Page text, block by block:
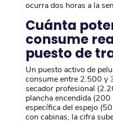
ocurra dos horas a la
Cuánta
consume
puesto de
Un puesto activo de
consume entre 2.500 y
secador profesional
plancha encendida
específica del espejo
con cabinas, la cifra